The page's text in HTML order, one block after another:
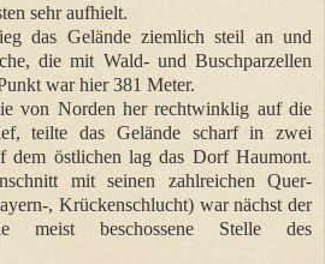
sehr aufhielt.
das Gelände ziemlich steil an und
die mit Wald- und Buschparzellen
war hier 381 Meter.
von Norden her rechtwinklig auf die
teilte das Gelände scharf in zwei
dem östlichen lag das Dorf Haumont.
mit seinen zahlreichen Quer-
, Krückenschlucht) war nächst der
meist beschossene Stelle des